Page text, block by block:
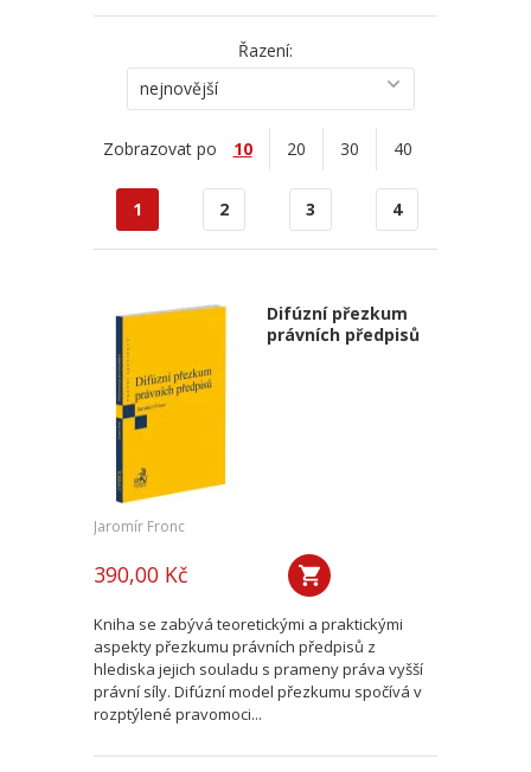
Řazení:
nejnovější
Zobrazovat po 10 20 30 40
1 2 3 4
Difúzní přezkum
právních předpisů
Jaromír Fronc
390,00 Kč
Kniha se zabývá teoretickými a praktickými
aspekty přezkumu právních předpisů z
hlediska jejich souladu s prameny práva vyšší
právní síly. Difúzní model přezkumu spočívá v
rozptýlené pravomoci...